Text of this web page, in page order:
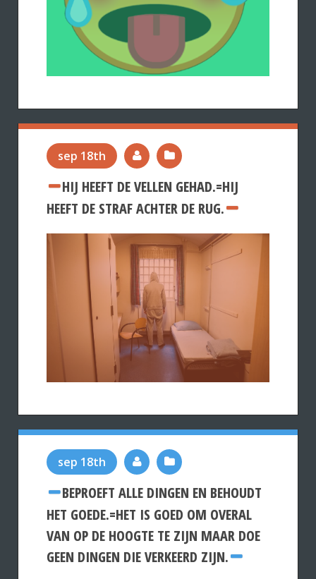
sep 18th
HIJ HEEFT DE VELLEN GEHAD.=HIJ
HEEFT DE STRAF ACHTER DE RUG.
sep 18th
BEPROEFT ALLE DINGEN EN BEHOUDT
HET GOEDE.=HET IS GOED OM OVERAL
VAN OP DE HOOGTE TE ZIJN MAAR DOE
GEEN DINGEN DIE VERKEERD ZIJN.